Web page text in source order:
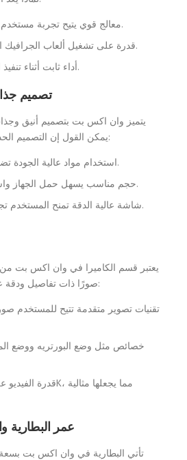
معالج قوي يتيح تجربة مستخدم سلسة بدون تأخير.
قدرة على تشغيل ألعاب الجرافيك العالية بكفاءة عالية.
أداء ثابت أثناء تنفيذ التطبيقات المتعددة.
تصميم
يتميز وان اكس بت بتصميم أنيق
يمكن القول إن التصميم الحديث له عدة مميزات، مثل:
استخدام مواد عالية الجودة تضمن ديمومة الهاتف.
حجم مناسب يسهل حمل الجهاز واستخدامه بيد واحدة.
شاشة عالية الدقة تمنح المستخدم تجربة مشاهدة رائعة.
يعتبر قسم الكاميرا في وان اكس بت من
صورًا ذات تفاصيل ودقة عالية. تشمل مزايا الكاميرا:
تقنيات تصوير متقدمة تتيح للمستخدم
خصائص مثل وضع البورتريه ووضع
عمر البطارية
تأتي البطارية في وان اكس بت